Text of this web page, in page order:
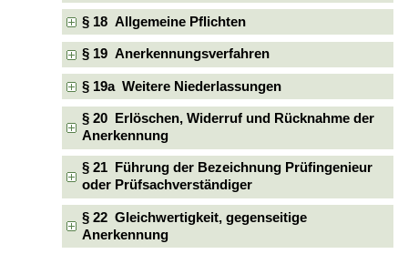
§ 18 Allgemeine Pflichten
§ 19 Anerkennungsverfahren
§ 19a Weitere Niederlassungen
§ 20 Erlöschen, Widerruf und Rücknahme der
Anerkennung
§ 21 Führung der Bezeichnung Prüfingenieur
oder Prüfsachverständiger
§ 22 Gleichwertigkeit, gegenseitige
Anerkennung